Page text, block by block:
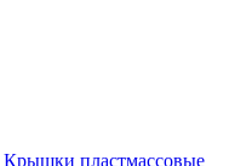
Крышки пластмассовые